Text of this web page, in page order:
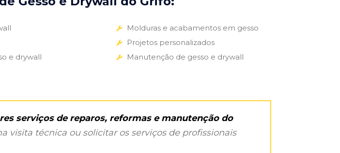
e drywall
Molduras e acabamentos em gesso
Projetos personalizados
Manutenção de gesso e drywall
serviços de reparos, reformas e manutenção do
visita técnica ou solicitar os serviços de profissionais